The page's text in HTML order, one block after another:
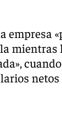
empresa
mientras